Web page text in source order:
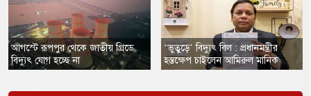
আগস্টে রূপপুর থেকে জাতীয় গ্রিডে
বিদ্যুৎ যোগ হচ্ছে না
‘ভুতুড়ে’ বিদ্যুৎ বিল : প্রধানমন্ত্রীর
হস্তক্ষেপ চাইলেন আমিরুল মানিক